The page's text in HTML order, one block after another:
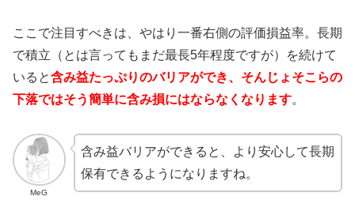
ここで注目すべきは、やはり一番右側の評価損益率。長期
で積立（とは言ってもまだ最長5年程度ですが）を続けて
いると含み益たっぷりのバリアができ、そんじょそこらの
下落ではそう簡単に含み損にはならなくなります。
MeG
含み益バリアができると、より安心して長期
保有できるようになりますね。